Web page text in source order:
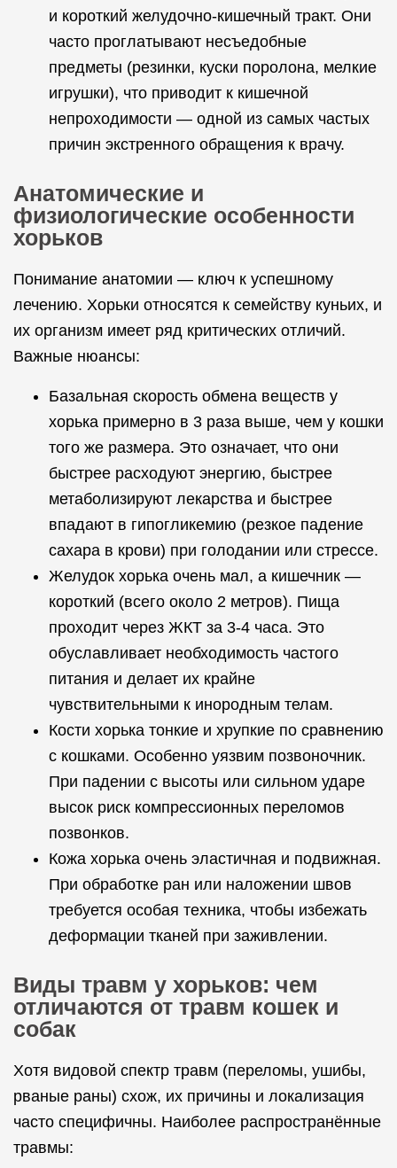
и короткий желудочно-кишечный тракт. Они
часто проглатывают несъедобные
предметы (резинки, куски поролона, мелкие
игрушки), что приводит к кишечной
непроходимости — одной из самых частых
причин экстренного обращения к врачу.
Анатомические и
физиологические особенности
хорьков
Понимание анатомии — ключ к успешному
лечению. Хорьки относятся к семейству куньих, и
их организм имеет ряд критических отличий.
Важные нюансы:
Базальная скорость обмена веществ у
хорька примерно в 3 раза выше, чем у кошки
того же размера. Это означает, что они
быстрее расходуют энергию, быстрее
метаболизируют лекарства и быстрее
впадают в гипогликемию (резкое падение
сахара в крови) при голодании или стрессе.
Желудок хорька очень мал, а кишечник —
короткий (всего около 2 метров). Пища
проходит через ЖКТ за 3-4 часа. Это
обуславливает необходимость частого
питания и делает их крайне
чувствительными к инородным телам.
Кости хорька тонкие и хрупкие по сравнению
с кошками. Особенно уязвим позвоночник.
При падении с высоты или сильном ударе
высок риск компрессионных переломов
позвонков.
Кожа хорька очень эластичная и подвижная.
При обработке ран или наложении швов
требуется особая техника, чтобы избежать
деформации тканей при заживлении.
Виды травм у хорьков: чем
отличаются от травм кошек и
собак
Хотя видовой спектр травм (переломы, ушибы,
рваные раны) схож, их причины и локализация
часто специфичны. Наиболее распространённые
травмы: